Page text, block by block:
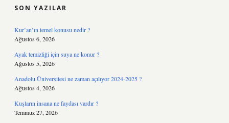
SON YAZILAR
Kur’an’ın temel konusu nedir ?
Ağustos 6, 2026
Ayak temizliği için suya ne konur ?
Ağustos 5, 2026
Anadolu Üniversitesi ne zaman açılıyor 2024-2025 ?
Ağustos 4, 2026
Kuşların insana ne faydası vardır ?
Temmuz 27, 2026